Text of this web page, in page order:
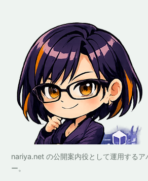
nariya.net の公開案内役として運用するア
ー。